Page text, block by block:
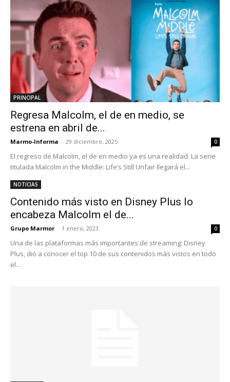
PRINCIPAL
Regresa Malcolm, el de en medio, se
estrena en abril de...
Marmo-Informa - 29 diciembre, 2025 0
El regreso de Malcolm, el de en medio ya es una realidad. La serie
titulada Malcolm in the Middle: Life’s Still Unfair llegará el...
NOTICIAS
Contenido más visto en Disney Plus lo
encabeza Malcolm el de...
Grupo Marmor - 1 enero, 2023 0
Una de las plataformas más importantes de streaming: Disney
Plus, dió a conocer el top 10 de sus contenidos más vistos en todo
el...